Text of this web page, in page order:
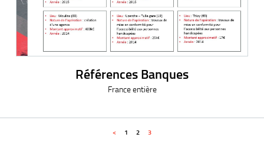
Références Banques
France entière
< 1 2 3